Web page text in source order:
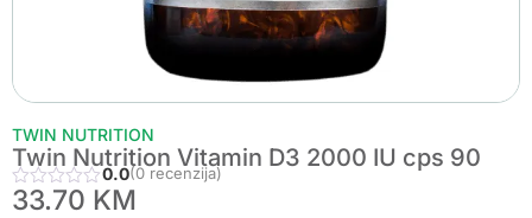
TWIN NUTRITION
Twin Nutrition Vitamin D3 2000 IU cps 90
0.0(0 recenzija)
33.70 KM